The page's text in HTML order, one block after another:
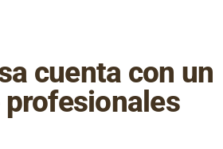
cuenta con un